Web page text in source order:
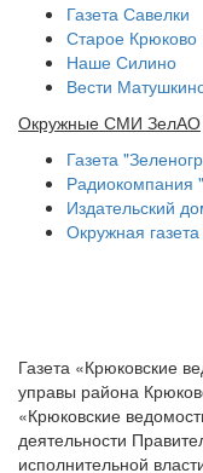
Газета Савелки
Старое Крюково
Наше Силино
Вести
Окружные СМИ ЗелАО
Газета
Радиокомпания
Издательский
Окружная
Газета «Крюковские
управы района
«Крюковские
деятельности
исполнительной